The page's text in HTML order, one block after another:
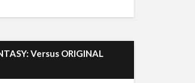
Versus ORIGINAL